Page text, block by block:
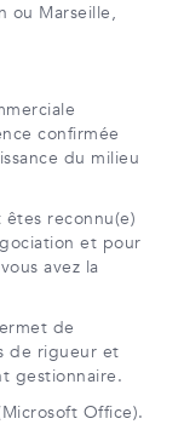
ou Marseille,
confirmée
du milieu
reconnu(e)
et pour
avez la
de
de rigueur et
gestionnaire.
Office).